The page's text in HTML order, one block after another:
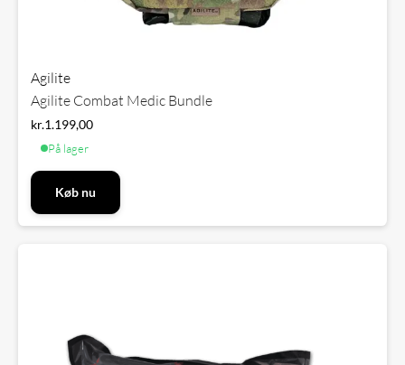
Agilite
Agilite Combat Medic Bundle
kr.1.199,00
På lager
Køb nu